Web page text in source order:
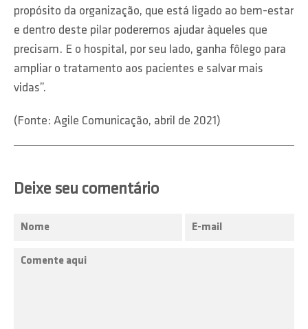
propósito da organização, que está ligado ao bem-estar
e dentro deste pilar poderemos ajudar àqueles que
precisam. E o hospital, por seu lado, ganha fôlego para
ampliar o tratamento aos pacientes e salvar mais
vidas”.
(Fonte: Agile Comunicação, abril de 2021)
Deixe seu comentário